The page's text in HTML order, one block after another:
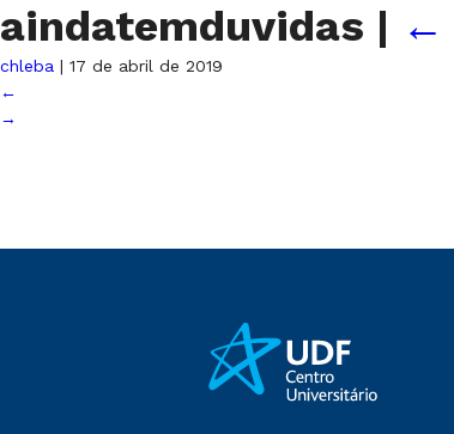
aindatemduvidas | ←
chleba | 17 de abril de 2019
←
→